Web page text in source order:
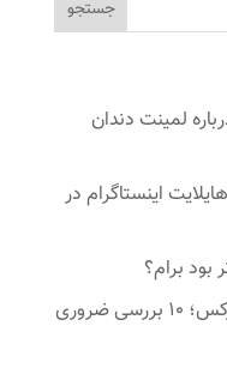
لمینت دندان
اینستاگرام در
برام؟
چک‌لیست افتتاح حساب واقعی فارکس؛ ۱۰ بررسی ضروری